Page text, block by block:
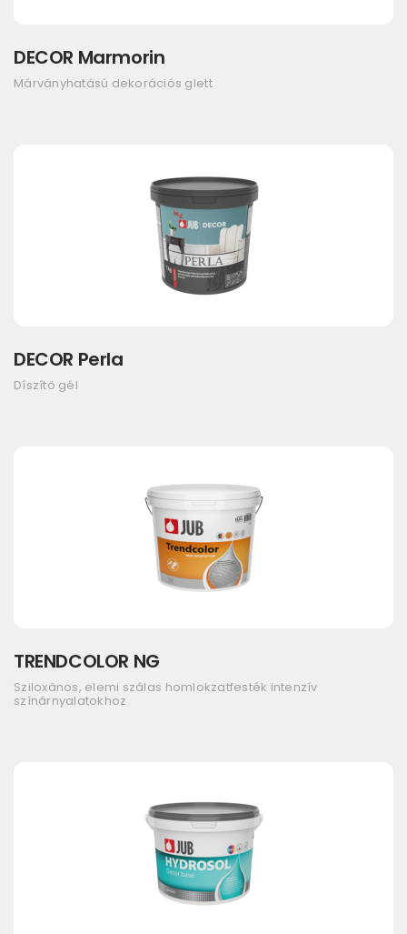
DECOR Marmorin
Márványhatású dekorációs glett
DECOR Perla
Díszítő gél
TRENDCOLOR NG
Sziloxános, elemi szálas homlokzatfesték intenzív
színárnyalatokhoz